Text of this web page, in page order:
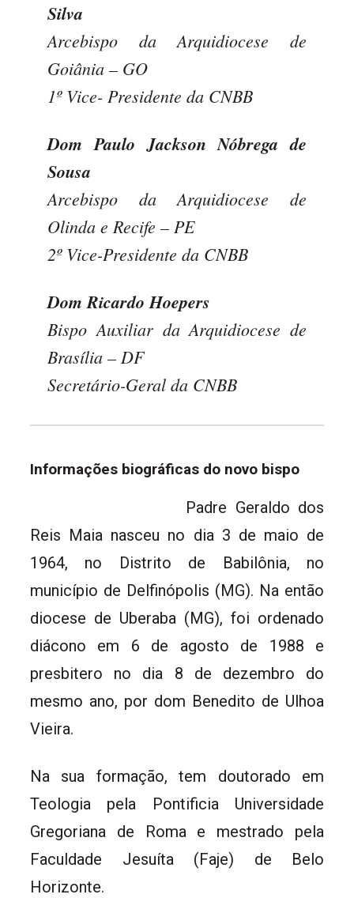
Silva
Arcebispo da Arquidiocese de
Goiânia – GO
1º Vice- Presidente da CNBB
Dom Paulo Jackson Nóbrega de
Sousa
Arcebispo da Arquidiocese de
Olinda e Recife – PE
2º Vice-Presidente da CNBB
Dom Ricardo Hoepers
Bispo Auxiliar da Arquidiocese de
Brasília – DF
Secretário-Geral da CNBB
Informações biográficas do novo bispo
Padre Geraldo dos
Reis Maia nasceu no dia 3 de maio de
1964, no Distrito de Babilônia, no
município de Delfinópolis (MG). Na então
diocese de Uberaba (MG), foi ordenado
diácono em 6 de agosto de 1988 e
presbitero no dia 8 de dezembro do
mesmo ano, por dom Benedito de Ulhoa
Vieira.
Na sua formação, tem doutorado em
Teologia pela Pontificia Universidade
Gregoriana de Roma e mestrado pela
Faculdade Jesuíta (Faje) de Belo
Horizonte.